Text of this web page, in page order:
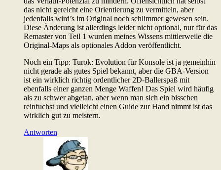
das nicht gereicht eine Orientierung zu vermitteln, aber
jedenfalls wird’s im Original noch schlimmer gewesen sein.
Diese Änderung ist allerdings leider nicht optional, nur für das
Remaster von Teil 1 wurden meines Wissens mittlerweile die
Original-Maps als optionales Addon veröffentlicht.
Noch ein Tipp: Turok: Evolution für Konsole ist ja gemeinhin
nicht gerade als gutes Spiel bekannt, aber die GBA-Version
ist ein wirklich richtig ordentlicher 2D-Ballerspaß mit
ebenfalls einer ganzen Menge Waffen! Das Spiel wird häufig
als zu schwer abgetan, aber wenn man sich ein bisschen
reinfuchst und vielleicht einen Guide zur Hand nimmt ist das
wirklich gut zu meistern.
Antworten